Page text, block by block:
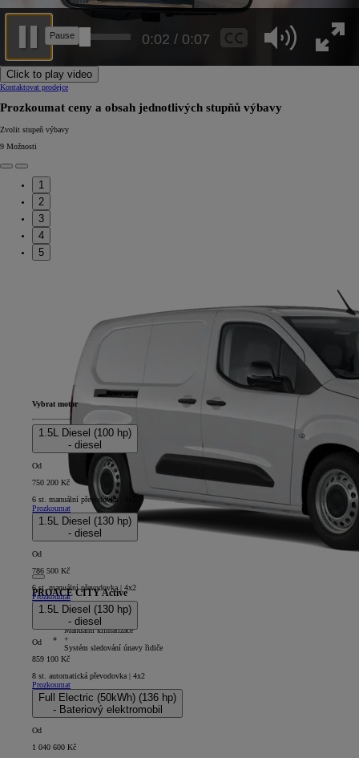
0:06 / 0:07
Click to play video
Kontaktovat prodejce
Prozkoumat ceny a obsah jednotlivých stupňů výbavy
Zvolit stupeň výbavy
9 Možnosti
1
2
3
4
5
PROACE CITY Active
4D - Panel Van Long
+
Manuální klimatizace
+
Systém sledování únavy řidiče
Vybrat motor
1.5L Diesel (100 hp)
- diesel
Od
750 200 Kč
6 st. manuální převodovka | 4x2
Prozkoumat
1.5L Diesel (130 hp)
- diesel
Od
786 500 Kč
6 st. manuální převodovka | 4x2
Prozkoumat
1.5L Diesel (130 hp)
- diesel
Od
859 100 Kč
8 st. automatická převodovka | 4x2
Prozkoumat
Full Electric (50kWh) (136 hp)
- Bateriový elektromobil
Od
1 040 600 Kč